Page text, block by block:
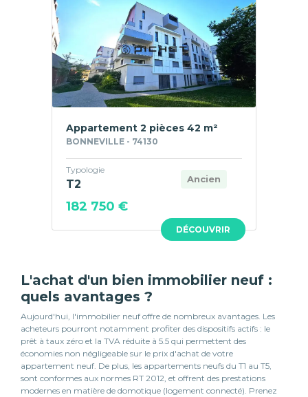
DÉCOUVRIR
Appartement 2 pièces 42 m²
BONNEVILLE - 74130
Ancien
Typologie
T2
182 750 €
L'achat d'un bien immobilier neuf :
quels avantages ?
Aujourd'hui, l'immobilier neuf offre de nombreux avantages. Les
acheteurs pourront notamment profiter des dispositifs actifs : le
prêt à taux zéro et la TVA réduite à 5.5 qui permettent des
économies non négligeable sur le prix d'achat de votre
appartement neuf. De plus, les appartements neufs du T1 au T5,
sont conformes aux normes RT 2012, et offrent des prestations
modernes en matière de domotique (logement connecté). Prenez